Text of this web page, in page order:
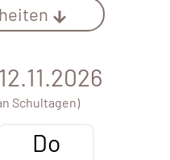
Schultagen)
Do